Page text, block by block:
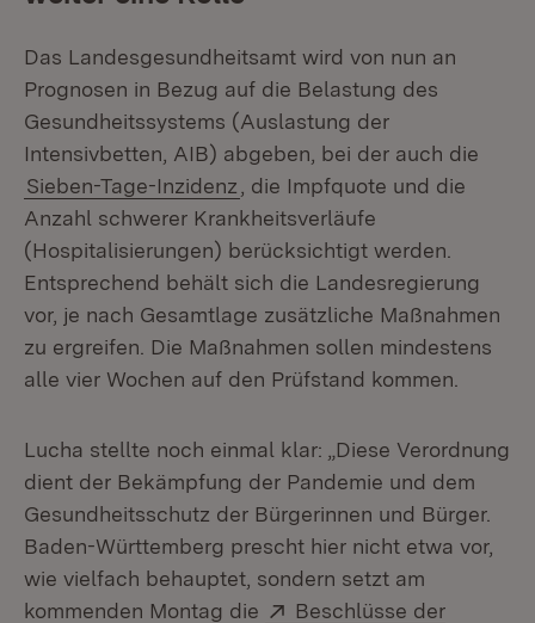
Das Landesgesundheitsamt wird von nun an
Prognosen in Bezug auf die Belastung des
Gesundheitssystems (Auslastung der
Intensivbetten, AIB) abgeben, bei der auch die
Sieben-Tage-Inzidenz
, die Impfquote und die
Anzahl schwerer Krankheitsverläufe
(Hospitalisierungen) berücksichtigt werden.
Entsprechend behält sich die Landesregierung
vor, je nach Gesamtlage zusätzliche Maßnahmen
zu ergreifen. Die Maßnahmen sollen mindestens
alle vier Wochen auf den Prüfstand kommen.
Lucha stellte noch einmal klar: „Diese Verordnung
dient der Bekämpfung der Pandemie und dem
Gesundheitsschutz der Bürgerinnen und Bürger.
Baden-Württemberg prescht hier nicht etwa vor,
wie vielfach behauptet, sondern setzt am
kommenden Montag die
Extern:
Beschlüsse der